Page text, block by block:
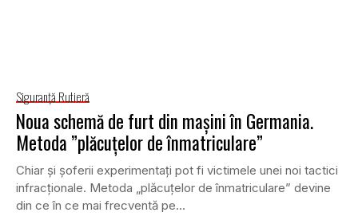
Siguranţă Rutieră
Noua schemă de furt din mașini în Germania.
Metoda ”plăcuțelor de înmatriculare”
Chiar și șoferii experimentați pot fi victimele unei noi tactici
infracționale. Metoda „plăcuțelor de înmatriculare” devine
din ce în ce mai frecventă pe...